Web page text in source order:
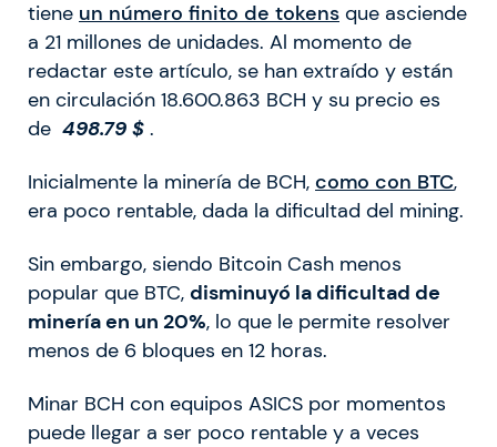
tiene un número finito de tokens que asciende
a 21 millones de unidades. Al momento de
redactar este artículo, se han extraído y están
en circulación 18.600.863 BCH y su precio es
de 498.79 $ .
Inicialmente la minería de BCH, como con BTC,
era poco rentable, dada la dificultad del mining.
Sin embargo, siendo Bitcoin Cash menos
popular que BTC, disminuyó la dificultad de
minería en un 20%, lo que le permite resolver
menos de 6 bloques en 12 horas.
Minar BCH con equipos ASICS por momentos
puede llegar a ser poco rentable y a veces